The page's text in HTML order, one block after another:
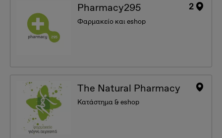
2
Pharmacy295
Φαρμακείο και eshop
The Natural Pharmacy
Κατάστημα & eshop